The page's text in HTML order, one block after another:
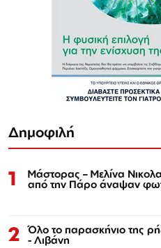
Δημοφιλή
1 Μάστορας – Μελίνα
από την Πάρο άναψαν
2 Όλο το παρασκήνιο της
- Λιβάνη